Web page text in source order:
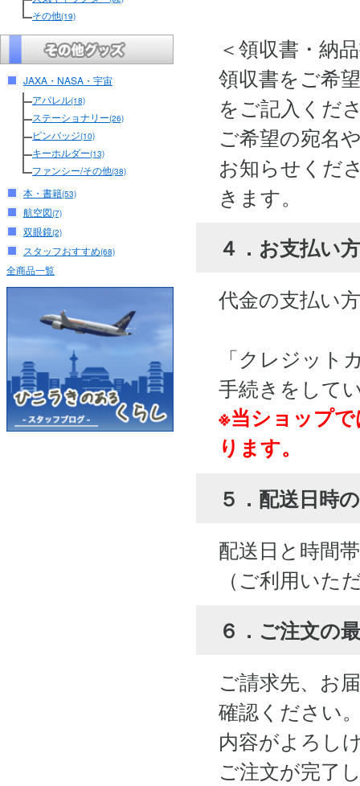
その他(19)
JAXA・NASA・宇宙
アパレル(18)
ステーショナリー(26)
ピンバッジ(10)
キーホルダー(13)
ファンシー/その他(38)
本・書籍(53)
航空図(7)
双眼鏡(2)
スタッフおすすめ(68)
全商品一覧
＜領収書・納
領収書をご希
をご記入くだ
ご希望の宛名
お知らせくだ
きます。
４．お支払い
代金の支払い
「クレジット
手続きをして
※当ショップ
ります。
５．配送日時
配送日と時間
（ご利用いた
６．ご注文の
ご請求先、お
確認ください
内容がよろし
ご注文が完了